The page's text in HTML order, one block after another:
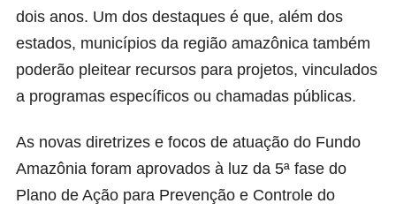
dois anos. Um dos destaques é que, além dos
estados, municípios da região amazônica também
poderão pleitear recursos para projetos, vinculados
a programas específicos ou chamadas públicas.
As novas diretrizes e focos de atuação do Fundo
Amazônia foram aprovados à luz da 5ª fase do
Plano de Ação para Prevenção e Controle do